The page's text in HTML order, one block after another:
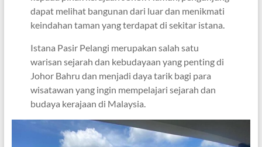
dapat melihat bangunan dari luar dan menikmati
keindahan taman yang terdapat di sekitar istana.
Istana Pasir Pelangi merupakan salah satu
warisan sejarah dan kebudayaan yang penting di
Johor Bahru dan menjadi daya tarik bagi para
wisatawan yang ingin mempelajari sejarah dan
budaya kerajaan di Malaysia.